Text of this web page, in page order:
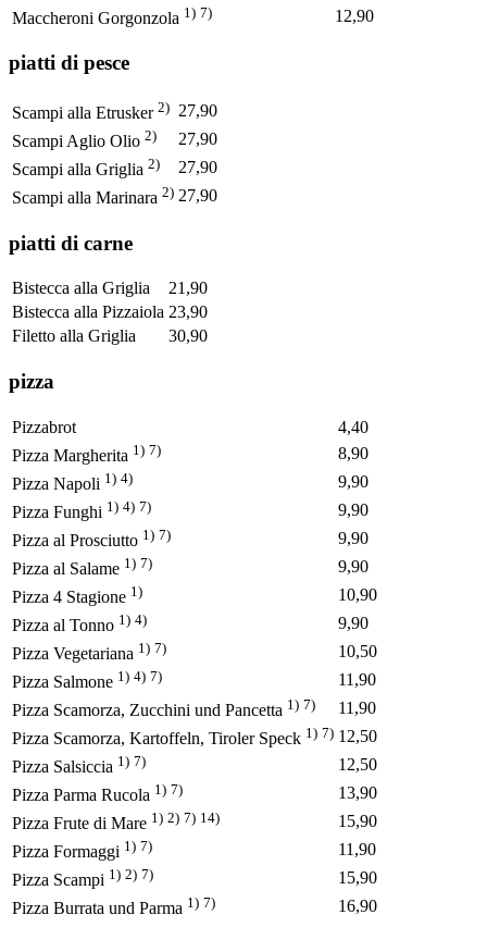
Maccheroni Gorgonzola 1) 7) 12,90
piatti di pesce
Scampi alla Etrusker 2) 27,90
Scampi Aglio Olio 2)
27,90
Scampi alla Griglia 2)
27,90
Scampi alla Marinara 2) 27,90
piatti di carne
Bistecca alla Griglia
21,90
Bistecca alla Pizzaiola 23,90
Filetto alla Griglia
30,90
pizza
Pizzabrot
4,40
Pizza Margherita 1) 7)
8,90
Pizza Napoli 1) 4)
9,90
Pizza Funghi 1) 4) 7)
9,90
Pizza al Prosciutto 1) 7)
9,90
Pizza al Salame 1) 7)
9,90
Pizza 4 Stagione 1)
10,90
Pizza al Tonno 1) 4)
9,90
Pizza Vegetariana 1) 7)
10,50
Pizza Salmone 1) 4) 7)
11,90
Pizza Scamorza, Zucchini und Pancetta 1) 7)
11,90
Pizza Scamorza, Kartoffeln, Tiroler Speck 1) 7) 12,50
Pizza Salsiccia 1) 7)
12,50
Pizza Parma Rucola 1) 7)
13,90
Pizza Frute di Mare 1) 2) 7) 14)
15,90
Pizza Formaggi 1) 7)
11,90
Pizza Scampi 1) 2) 7)
15,90
Pizza Burrata und Parma 1) 7) 16,90